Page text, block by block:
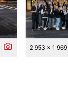
2 953 x 1 969